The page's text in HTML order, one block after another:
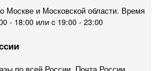
Москве и Московской области. Время
- 18:00 или c 19:00 - 23:00